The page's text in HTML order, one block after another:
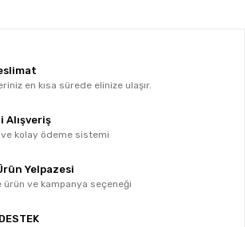
en kısa sürede elinize ulaşır.
Alışveriş
kolay ödeme sistemi
Yelpazesi
ürün ve kampanya seçeneği